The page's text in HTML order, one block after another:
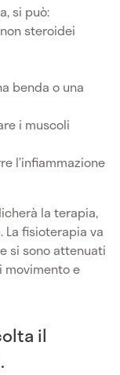
si può:
steroidei
benda o una
i muscoli
l’infiammazione
la terapia,
. La fisioterapia va
si sono attenuati
movimento e
il